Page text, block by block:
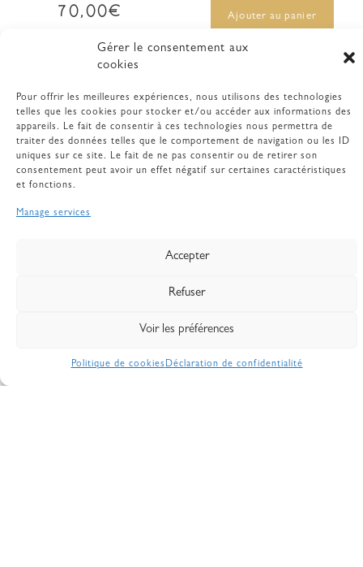
Gérer le consentement aux
cookies
Pour offrir les meilleures expériences, nous utilisons des technologies
telles que les cookies pour stocker et/ou accéder aux informations des
appareils. Le fait de consentir à ces technologies nous permettra de
traiter des données telles que le comportement de navigation ou les ID
uniques sur ce site. Le fait de ne pas consentir ou de retirer son
consentement peut avoir un effet négatif sur certaines caractéristiques
et fonctions.
Manage services
Accepter
Refuser
Voir les préférences
Politique de cookies Déclaration de confidentialité
70,00€
Ajouter au panier
Ajouter au panier